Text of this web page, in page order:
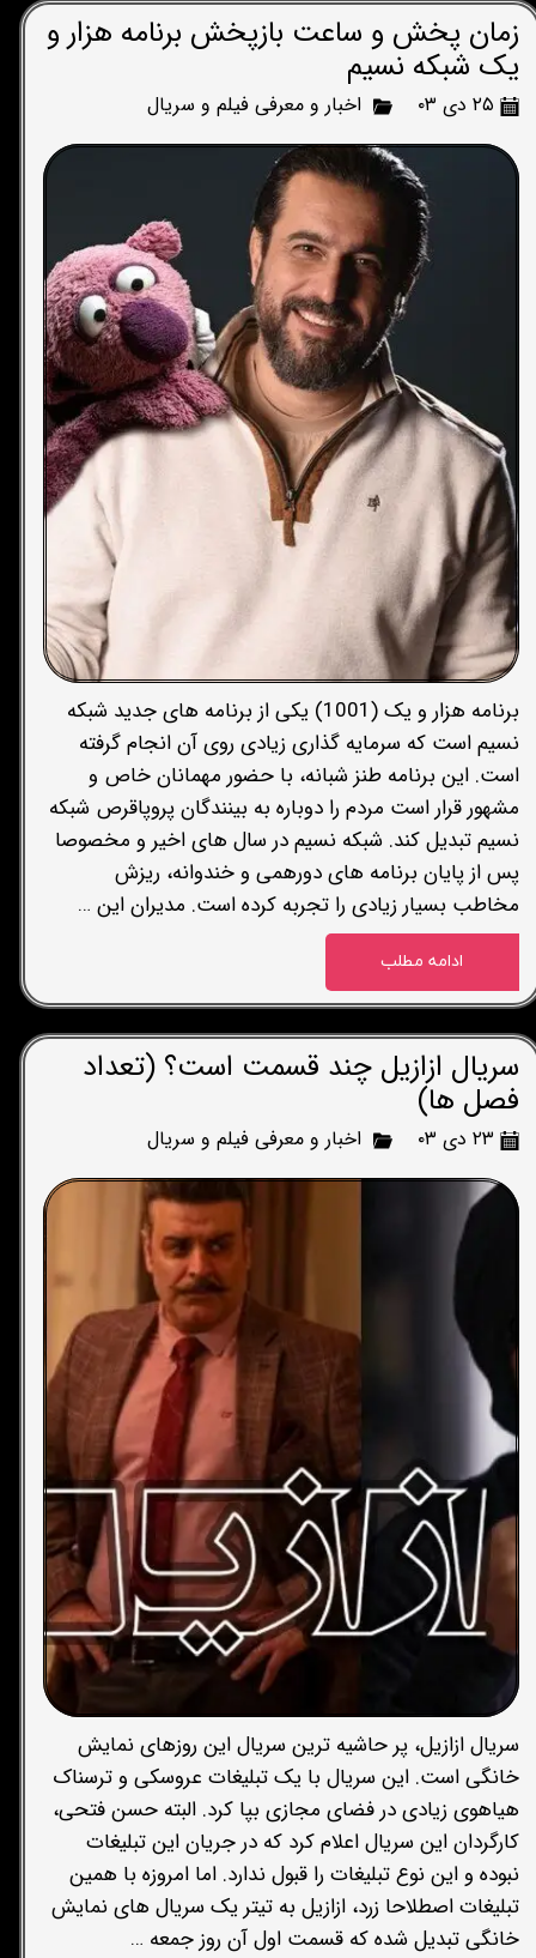
زمان پخش و ساعت بازپخش برنامه هزار و
یک شبکه نسیم
۲۵ دی ۰۳ اخبار و معرفی فیلم و سریال
برنامه هزار و یک (1001) یکی از برنامه های جدید شبکه
نسیم است که سرمایه گذاری زیادی روی آن انجام گرفته
است. این برنامه طنز شبانه، با حضور مهمانان خاص و
مشهور قرار است مردم را دوباره به بینندگان پروپاقرص شبکه
نسیم تبدیل کند. شبکه نسیم در سال های اخیر و مخصوصا
پس از پایان برنامه های دورهمی و خندوانه، ریزش
مخاطب بسیار زیادی را تجربه کرده است. مدیران این …
ادامه مطلب
سریال ازازیل چند قسمت است؟ (تعداد
فصل ها)
۲۳ دی ۰۳ اخبار و معرفی فیلم و سریال
سریال ازازیل، پر حاشیه ترین سریال این روزهای نمایش
خانگی است. این سریال با یک تبلیغات عروسکی و ترسناک
هیاهوی زیادی در فضای مجازی بپا کرد. البته حسن فتحی،
کارگردان این سریال اعلام کرد که در جریان این تبلیغات
نبوده و این نوع تبلیغات را قبول ندارد. اما امروزه با همین
تبلیغات اصطلاحا زرد، ازازیل به تیتر یک سریال های نمایش
خانگی تبدیل شده که قسمت اول آن روز جمعه …